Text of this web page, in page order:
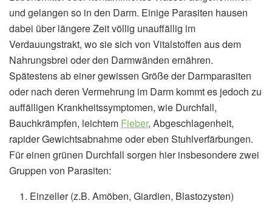
und gelangen so in den Darm. Einige Parasiten hausen
dabei über längere Zeit völlig unauffällig im
Verdauungstrakt, wo sie sich von Vitalstoffen aus dem
Nahrungsbrei oder den Darmwänden ernähren.
Spätestens ab einer gewissen Größe der Darmparasiten
oder nach deren Vermehrung im Darm kommt es jedoch zu
auffälligen Krankheitssymptomen, wie Durchfall,
Bauchkrämpfen, leichtem Fieber, Abgeschlagenheit,
rapider Gewichtsabnahme oder eben Stuhlverfärbungen.
Für einen grünen Durchfall sorgen hier insbesondere zwei
Gruppen von Parasiten:
Einzeller (z.B. Amöben, Giardien, Blastozysten)